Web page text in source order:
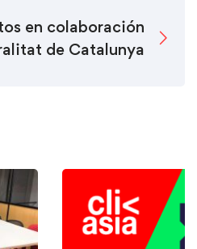
en colaboración
de Catalunya